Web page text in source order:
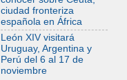
Empathy»
07.08.2026
Fortunatus
Nwachukwu: la
comunicación como
misión al servicio
del Evangelio
ciudad fronteriza
española en África
León XIV visitará
Uruguay, Argentina y
Perú del 6 al 17 de
noviembre